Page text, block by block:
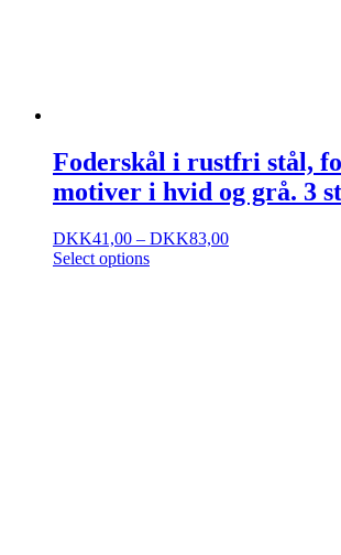
Foderskål i rustfri stål,
motiver i hvid og grå. 3
DKK41,00 – DKK83,00
Select options